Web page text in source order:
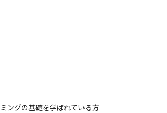
ングの基礎を学ばれている方